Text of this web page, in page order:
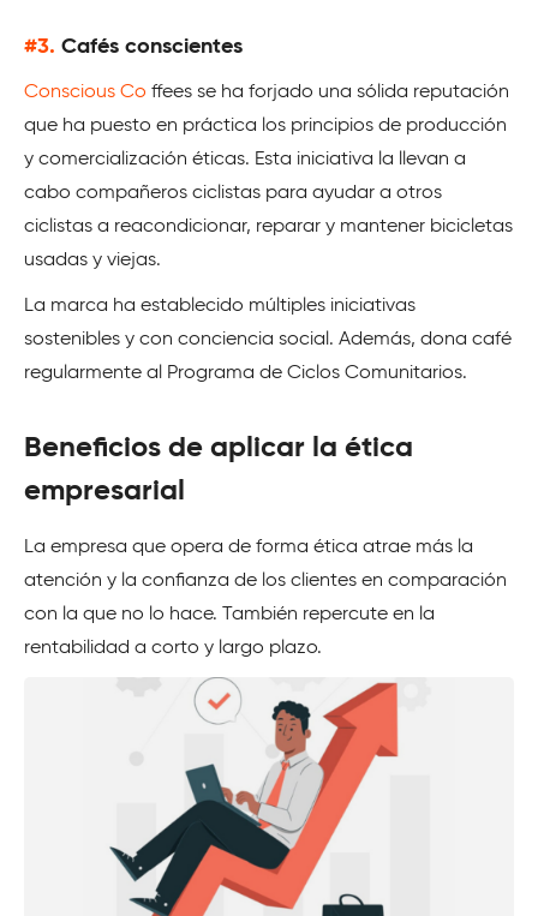
#3. Cafés conscientes
Conscious Co ffees se ha forjado una sólida reputación
que ha puesto en práctica los principios de producción
y comercialización éticas. Esta iniciativa la llevan a
cabo compañeros ciclistas para ayudar a otros
ciclistas a reacondicionar, reparar y mantener bicicletas
usadas y viejas.
La marca ha establecido múltiples iniciativas
sostenibles y con conciencia social. Además, dona café
regularmente al Programa de Ciclos Comunitarios.
Beneficios de aplicar la ética
empresarial
La empresa que opera de forma ética atrae más la
atención y la confianza de los clientes en comparación
con la que no lo hace. También repercute en la
rentabilidad a corto y largo plazo.